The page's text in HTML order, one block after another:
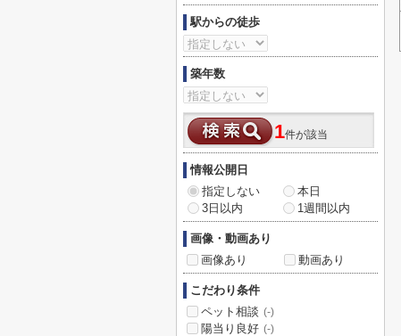
駅からの徒歩
築年数
1件が該当
情報公開日
指定しない
本日
3日以内
1週間以内
画像・動画あり
画像あり
動画あり
こだわり条件
ペット相談 (-)
陽当り良好 (-)